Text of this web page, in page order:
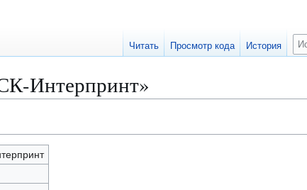
Интерпринт»
Читать Просмотр кода История
П
о
к